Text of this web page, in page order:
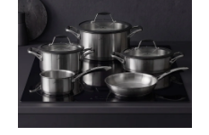
Parça
Silikon
Kapaklı
Çelik
Tencere